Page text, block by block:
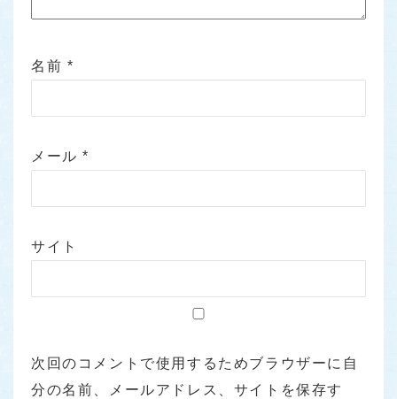
名前 *
メール*
サイト
次回のコメントで使用するためブラウザーに自
分の名前、メールアドレス、サイトを保存す